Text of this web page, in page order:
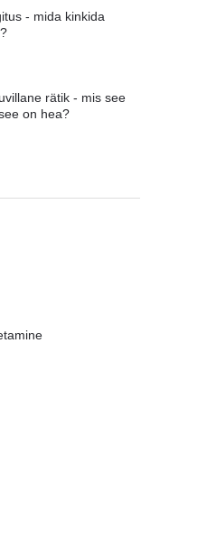
- mida kinkida
rätik - mis see
on hea?